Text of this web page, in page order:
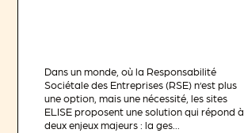
Dans un monde, où la Responsabilité
Sociétale des Entreprises (RSE) n’est plus
une option, mais une nécessité, les sites
ELISE proposent une solution qui répond à
deux enjeux majeurs : la ges...